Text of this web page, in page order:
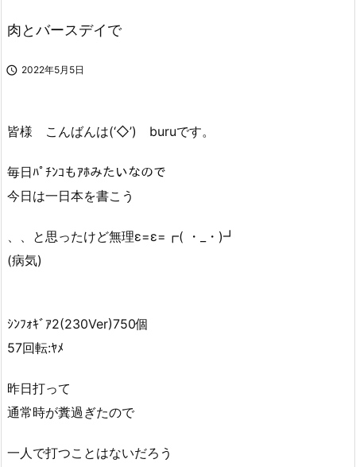
肉とバースデイで
 2022年5月5日
皆様 こんばんは(‘◇’)ゞburuです。
毎日ﾊﾟﾁﾝｺもｱﾎみたいなので
今日は一日本を書こう
、、と思ったけど無理ε=ε=┏( ・_・)┛
(病気)
ｼﾝﾌｫｷﾞｱ2(230Ver)750個
57回転:ﾔﾒ
昨日打って
通常時が糞過ぎたので
一人で打つことはないだろう